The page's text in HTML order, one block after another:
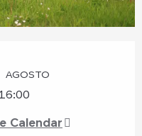
AGOSTO
Calendar